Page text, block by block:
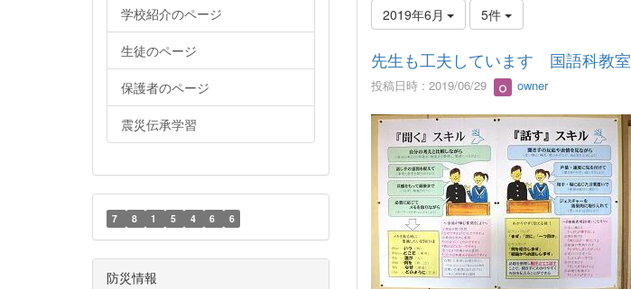
2019年6月 5件
先生も工夫しています 国語科教室
投稿日時 : 2019/06/29 owner
学校紹介のページ
生徒のページ
保護者のページ
震災伝承学習
7 8 1 5 4 6 6
防災情報